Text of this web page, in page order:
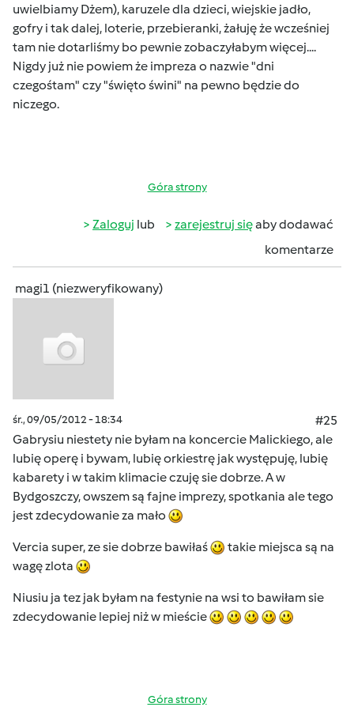
uwielbiamy Dżem), karuzele dla dzieci, wiejskie jadło,
gofry i tak dalej, loterie, przebieranki, żałuję że wcześniej
tam nie dotarliśmy bo pewnie zobaczyłabym więcej....
Nigdy już nie powiem że impreza o nazwie "dni
czegośtam" czy "święto świni" na pewno będzie do
niczego.
Góra strony
Zaloguj lub zarejestruj sięaby dodawać
komentarze
magi1 (niezweryfikowany)
śr., 09/05/2012 - 18:34
#25
Gabrysiu niestety nie byłam na koncercie Malickiego, ale
lubię operę i bywam, lubię orkiestrę jak występuję, lubię
kabarety i w takim klimacie czuję sie dobrze. A w
Bydgoszczy, owszem są fajne imprezy, spotkania ale tego
jest zdecydowanie za mało
Vercia super, ze sie dobrze bawiłaś
takie miejsca są na
wagę zlota
Niusiu ja tez jak byłam na festynie na wsi to bawiłam sie
zdecydowanie lepiej niż w mieście
Góra strony